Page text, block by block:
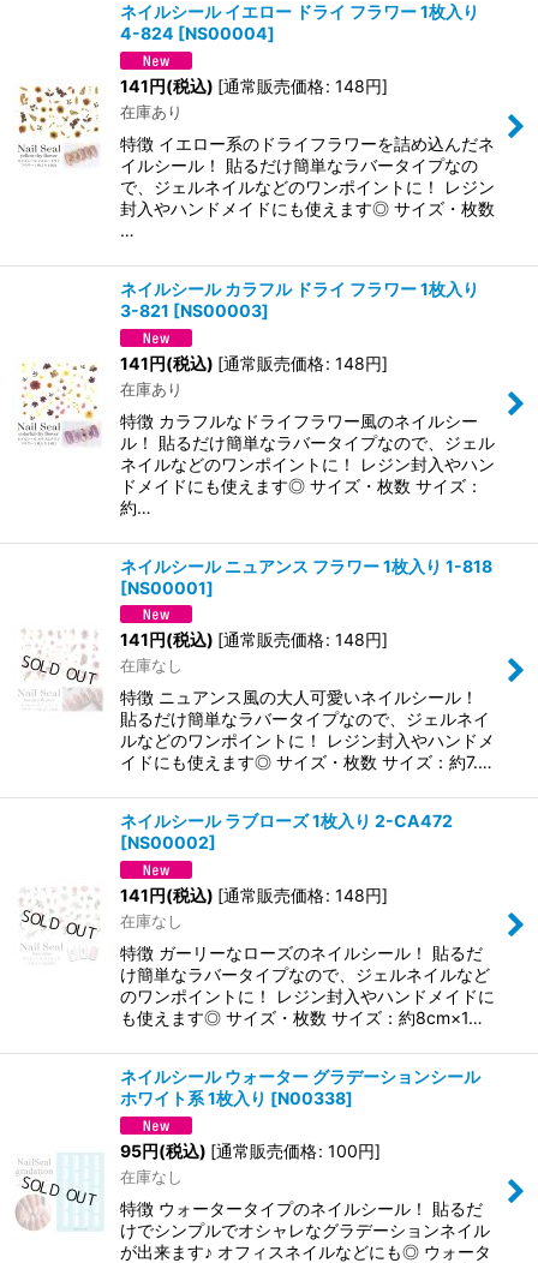
ネイルシール イエロー ドライ フラワー 1枚入り
4-824 [NS00004]
141円(税込) [通常販売価格: 148円]
在庫あり
特徴 イエロー系のドライフラワーを詰め込んだネ
イルシール！ 貼るだけ簡単なラバータイプなの
で、ジェルネイルなどのワンポイントに！ レジン
封入やハンドメイドにも使えます◎ サイズ・枚数
…
ネイルシール カラフル ドライ フラワー 1枚入り
3-821 [NS00003]
141円(税込) [通常販売価格: 148円]
在庫あり
特徴 カラフルなドライフラワー風のネイルシー
ル！ 貼るだけ簡単なラバータイプなので、ジェル
ネイルなどのワンポイントに！ レジン封入やハン
ドメイドにも使えます◎ サイズ・枚数 サイズ：
約…
ネイルシール ニュアンス フラワー 1枚入り 1-818
[NS00001]
141円(税込) [通常販売価格: 148円]
在庫なし
特徴 ニュアンス風の大人可愛いネイルシール！
貼るだけ簡単なラバータイプなので、ジェルネイ
ルなどのワンポイントに！ レジン封入やハンドメ
イドにも使えます◎ サイズ・枚数 サイズ：約7.…
ネイルシール ラブローズ 1枚入り 2-CA472
[NS00002]
141円(税込) [通常販売価格: 148円]
在庫なし
特徴 ガーリーなローズのネイルシール！ 貼るだ
け簡単なラバータイプなので、ジェルネイルなど
のワンポイントに！ レジン封入やハンドメイドに
も使えます◎ サイズ・枚数 サイズ：約8cm×1…
ネイルシール ウォーター グラデーションシール
ホワイト系 1枚入り [N00338]
95円(税込) [通常販売価格: 100円]
在庫なし
特徴 ウォータータイプのネイルシール！ 貼るだ
けでシンプルでオシャレなグラデーションネイル
が出来ます♪ オフィスネイルなどにも◎ ウォータ